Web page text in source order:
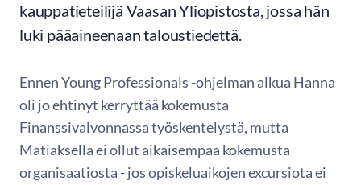
kauppatieteilijä Vaasan Yliopistosta, jossa hän
luki pääaineenaan taloustiedettä.
Ennen Young Professionals -ohjelman alkua Hanna
oli jo ehtinyt kerryttää kokemusta
Finanssivalvonnassa työskentelystä, mutta
Matiaksella ei ollut aikaisempaa kokemusta
organisaatiosta - jos opiskeluaikojen excursiota ei